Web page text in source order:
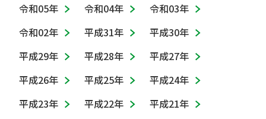
令和05年
令和04年
令和03年
令和02年
平成31年
平成30年
平成29年
平成28年
平成27年
平成26年
平成25年
平成24年
平成23年
平成22年
平成21年